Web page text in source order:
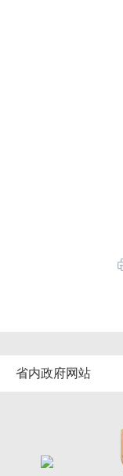
省内政府网站